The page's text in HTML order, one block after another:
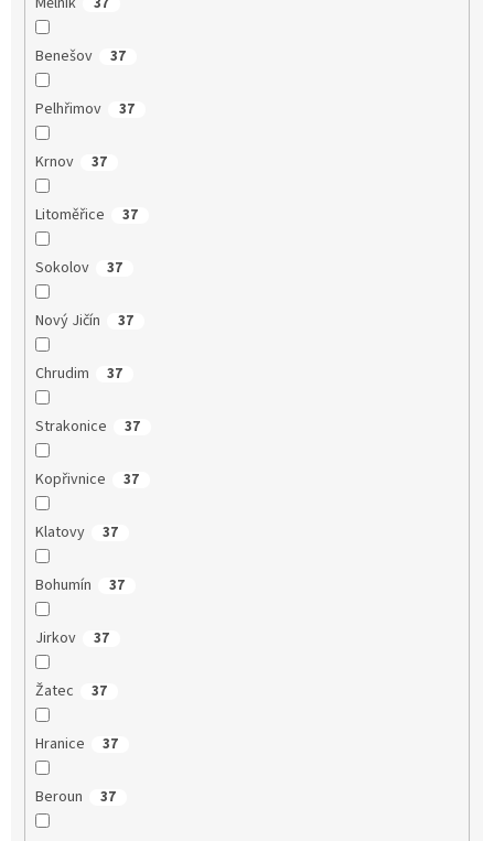
Benešov 37
Pelhřimov 37
Krnov 37
Litoměřice 37
Sokolov 37
Nový Jičín 37
Chrudim 37
Strakonice 37
Kopřivnice 37
Klatovy 37
Bohumín 37
Jirkov 37
Žatec 37
Hranice 37
Beroun 37